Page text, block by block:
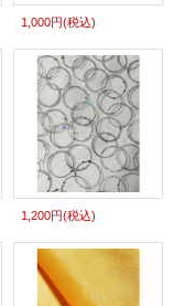
1,000円(税込)
1,200円(税込)